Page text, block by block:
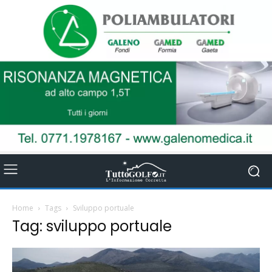
Home Tags Sviluppo portuale
Tag: sviluppo portuale